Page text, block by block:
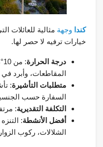
كندا وجهة مثالية للعائلات
خيارات ترفيه لا حصر لها.
درجة الحرارة
المقاطعات، وأبرد
متطلبات التأشيرة
السفارة حسب
التكلفة التقديرية: مرتفعة (200
أفضل الأنشطة:
الشلالات، ركوب